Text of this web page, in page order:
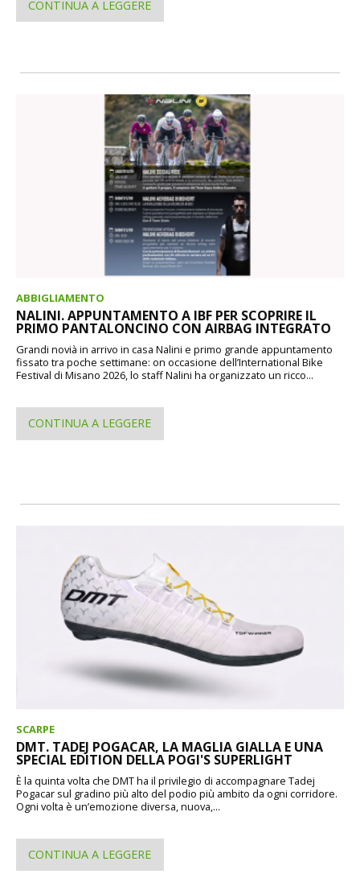
CONTINUA A LEGGERE
ABBIGLIAMENTO
NALINI. APPUNTAMENTO A IBF PER SCOPRIRE IL
PRIMO PANTALONCINO CON AIRBAG INTEGRATO
Grandi novià in arrivo in casa Nalini e primo grande appuntamento
fissato tra poche settimane: on occasione dell’International Bike
Festival di Misano 2026, lo staff Nalini ha organizzato un ricco...
CONTINUA A LEGGERE
SCARPE
DMT. TADEJ POGACAR, LA MAGLIA GIALLA E UNA
SPECIAL EDITION DELLA POGI'S SUPERLIGHT
È la quinta volta che DMT ha il privilegio di accompagnare Tadej
Pogacar sul gradino più alto del podio più ambito da ogni corridore.
Ogni volta è un’emozione diversa, nuova,...
CONTINUA A LEGGERE